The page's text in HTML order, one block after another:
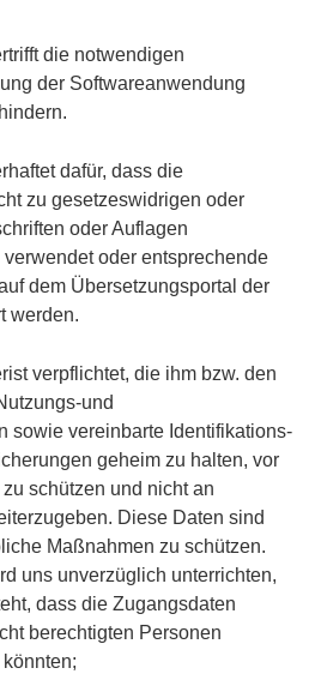
die notwendigen
der Softwareanwendung
dafür, dass die
zu gesetzeswidrigen oder
oder Auflagen
oder entsprechende
dem Übersetzungsportal der
werden.
verpflichtet, die ihm bzw. den
und
sowie vereinbarte Identifikations-
geheim zu halten, vor
schützen und nicht an
Diese Daten sind
Maßnahmen zu schützen.
uns unverzüglich unterrichten,
dass die Zugangsdaten
berechtigten Personen